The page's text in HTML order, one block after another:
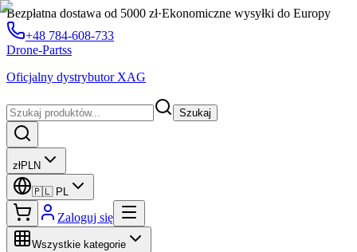
Bezpłatna dostawa od 5000 zł·Ekonomiczne wysyłki do Europy
+48 784-608-733
Drone-Partss
Oficjalny dystrybutor XAG
Szukaj
złPLN
🇵🇱 PL
Zaloguj się
Wszystkie kategorie